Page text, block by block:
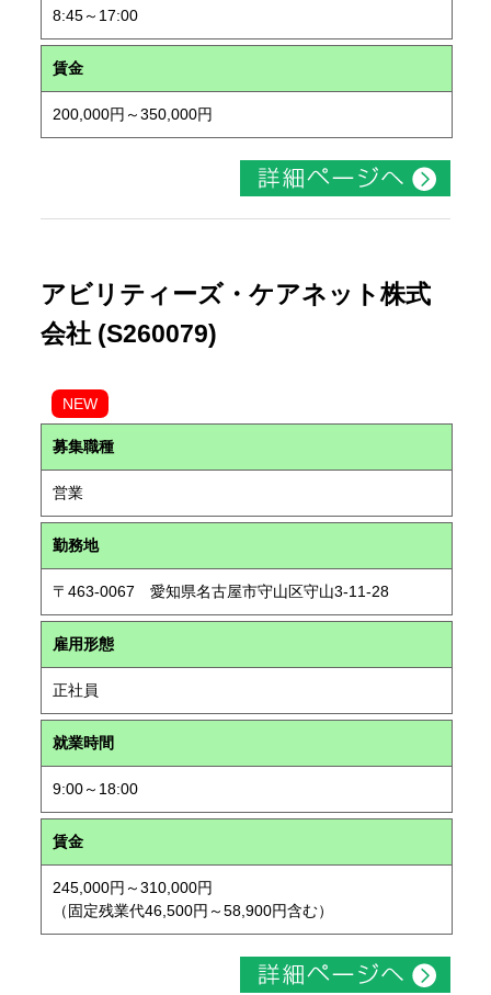
8:45～17:00
賃金
200,000円～350,000円
アビリティーズ・ケアネット株式
会社 (S260079)
NEW
募集職種
営業
勤務地
〒463-0067 愛知県名古屋市守山区守山3-11-28
雇用形態
正社員
就業時間
9:00～18:00
賃金
245,000円～310,000円
（固定残業代46,500円～58,900円含む）